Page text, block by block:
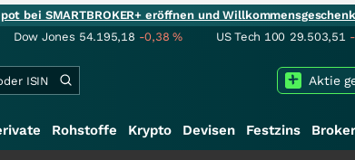
bei SMARTBROKER+ eröffnen und
Dow Jones 54.195,18 -0,38% US Tech 100 29.503,51
Aktie
Rohstoffe Krypto Devisen Festzins